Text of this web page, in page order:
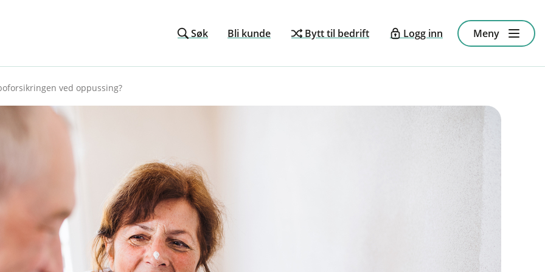
Søk Bli kunde Bytt til bedrift Logg inn Meny
ved oppussing?